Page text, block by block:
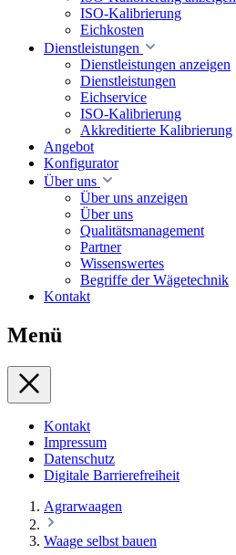
ISO-Kalibrierung
Eichkosten
Dienstleistungen
Dienstleistungen anzeigen
Dienstleistungen
Eichservice
ISO-Kalibrierung
Akkreditierte Kalibrierung
Angebot
Konfigurator
Über uns
Über uns anzeigen
Über uns
Qualitätsmanagement
Partner
Wissenswertes
Begriffe der Wägetechnik
Kontakt
Menü
Kontakt
Impressum
Datenschutz
Digitale Barrierefreiheit
Agrarwaagen
Waage selbst bauen